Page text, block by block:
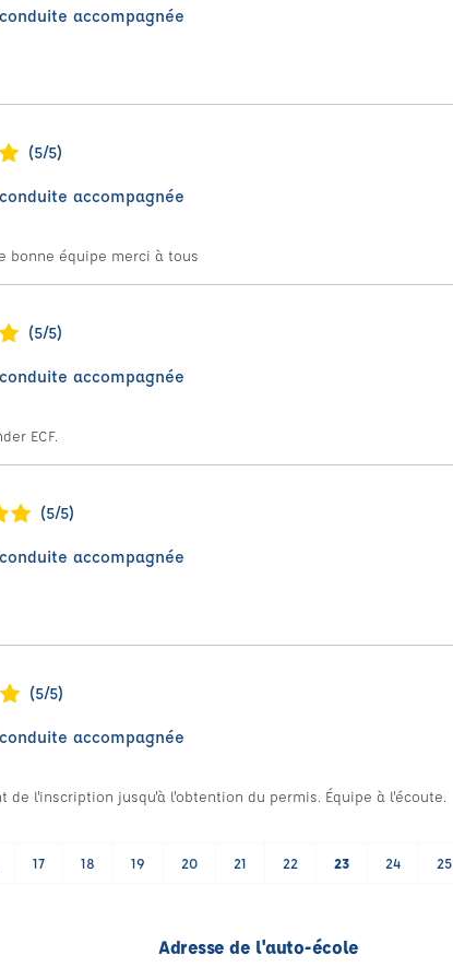
accompagnée
(5/5)
accompagnée
bonne équipe merci à tous
(5/5)
accompagnée
ECF.
(5/5)
accompagnée
(5/5)
accompagnée
de l'inscription jusqu'à l'obtention du permis. Équipe à l'écoute.
17 18 19 20 21 22 23 24 25
Adresse de l'auto-école